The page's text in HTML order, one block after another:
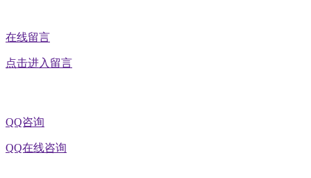
在线留言
点击进入留言
QQ咨询
QQ在线咨询